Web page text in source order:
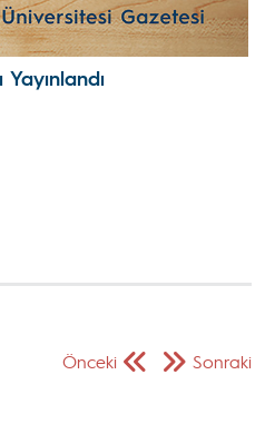
Yayınlandı
Önceki Sonraki